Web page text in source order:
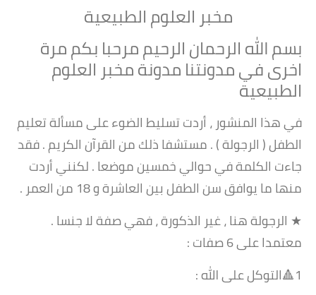
مخبر العلوم الطبيعية
بسم الله الرحمان الرحيم مرحبا بكم مرة
اخرى في مدونتنا مدونة مخبر العلوم
الطبيعية
في هذا المنشور ، أردت تسليط الضوء على مسألة تعليم
الطفل ( الرجولة ) . مستشفا ذلك من القرآن الكريم . فقد
جاءت الكلمة في حوالي خمسين موضعا . لكنني أردت
منها ما يوافق سن الطفل بين العاشرة و 18 من العمر .
★ الرجولة هنا ، غير الذكورة ، فهي صفة لا جنسا .
معتمدا على 6 صفات :
1🔺التوكل على الله :